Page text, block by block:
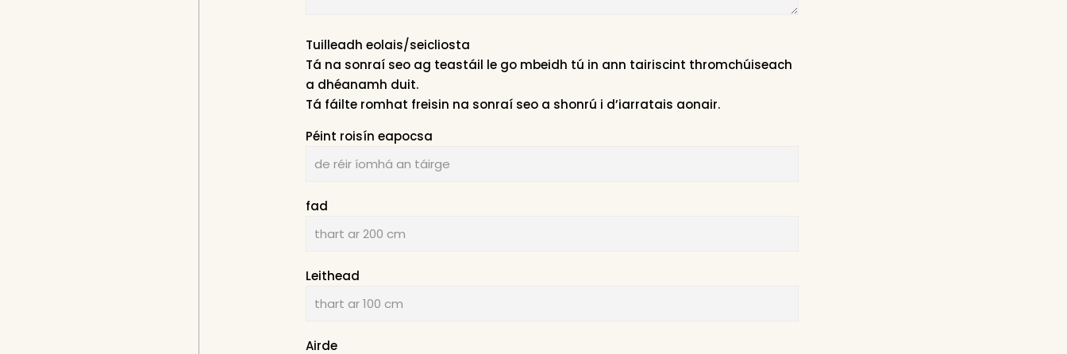
Tuilleadh eolais/seicliosta
Tá na sonraí seo ag teastáil le go mbeidh tú in ann tairiscint thromchúiseach
a dhéanamh duit.
Tá fáilte romhat freisin na sonraí seo a shonrú i d’iarratais aonair.
Péint roisín eapocsa
fad
Leithead
Airde